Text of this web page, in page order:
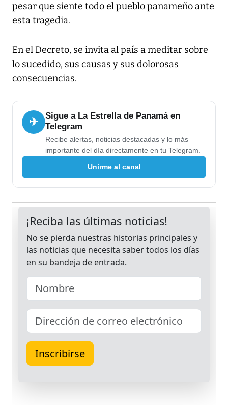
pesar que siente todo el pueblo panameño ante
esta tragedia.
En el Decreto, se invita al país a meditar sobre
lo sucedido, sus causas y sus dolorosas
consecuencias.
✈
Sigue a La Estrella de Panamá en
Telegram
Recibe alertas, noticias destacadas y lo más
importante del día directamente en tu Telegram.
Unirme al canal